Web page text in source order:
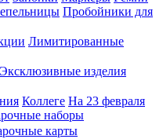
Пробойники для
Лимитированные
Эксклюзивные изделия
Коллеге На 23 февраля
наборы
карты